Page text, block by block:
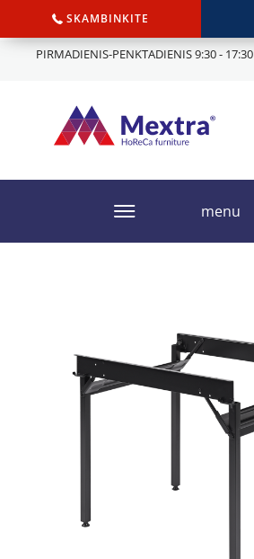
SKAMBINKITE
PIRMADIENIS-PENKTADIENIS 9:30 - 17:30
menu